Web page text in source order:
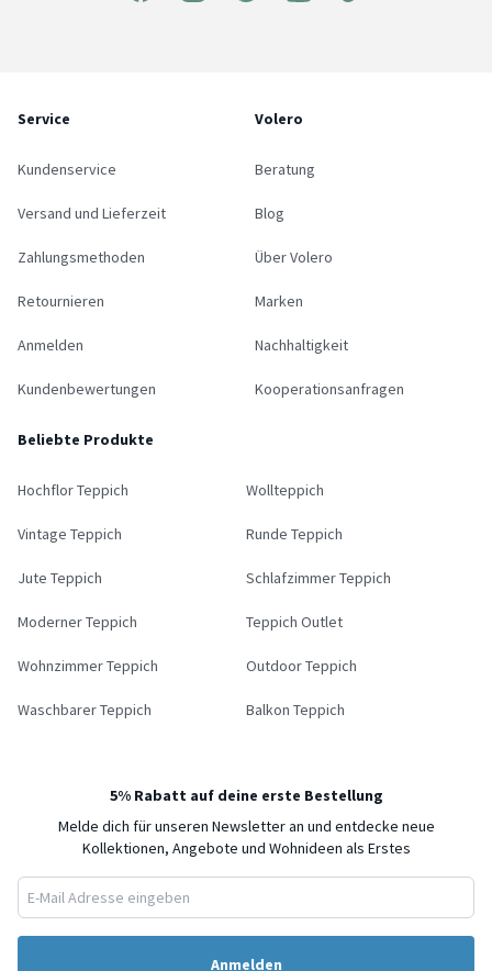
Service
Kundenservice
Versand und Lieferzeit
Zahlungsmethoden
Retournieren
Anmelden
Kundenbewertungen
Volero
Beratung
Blog
Über Volero
Marken
Nachhaltigkeit
Kooperationsanfragen
Beliebte Produkte
Hochflor Teppich Wollteppich
Vintage Teppich Runde Teppich
Jute Teppich Schlafzimmer Teppich
Moderner Teppich Teppich Outlet
Wohnzimmer Teppich Outdoor Teppich
Waschbarer Teppich Balkon Teppich
5% Rabatt auf deine erste Bestellung
Melde dich für unseren Newsletter an und entdecke neue
Kollektionen, Angebote und Wohnideen als Erstes
Anmelden